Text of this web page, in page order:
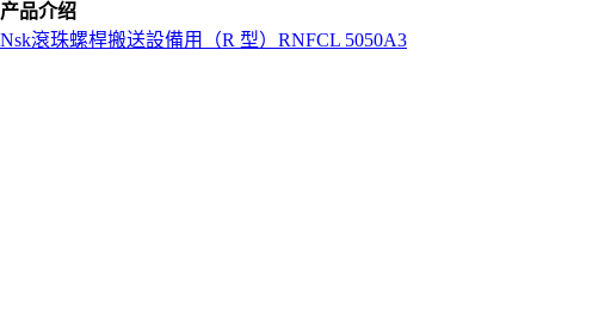
产品介绍
Nsk滾珠螺桿搬送設備用（R 型） RNFCL 5050A3